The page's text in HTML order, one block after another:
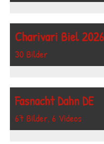
Charivari Biel 2026
30 Bilder
Fasnacht Dahn DE
67 Bilder, 6 Videos